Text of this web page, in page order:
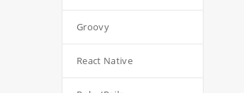
Groovy
React Native